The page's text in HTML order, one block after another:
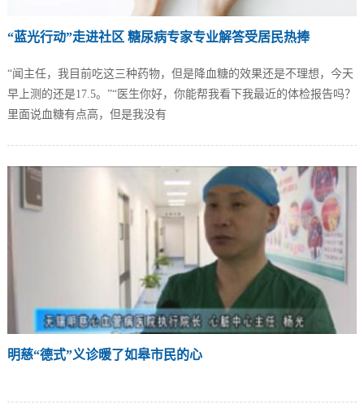
“蓝光行动”走进社区 糖尿病专家专业解答受居民热捧
“闻主任，我目前吃这三种药物，但是降血糖的效果还是不理想，今天
早上测的还是17.5。”“医生你好，你能帮我看下我最近的体检报告吗？
里面说血糖有点高，但是我没有
明慈“德式”义诊暖了如皋市民的心